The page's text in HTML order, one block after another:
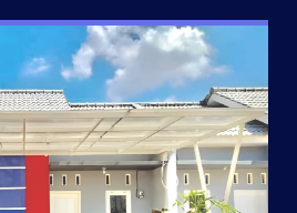
SATU
dengan harga subsidi hanya 100
di Tuban